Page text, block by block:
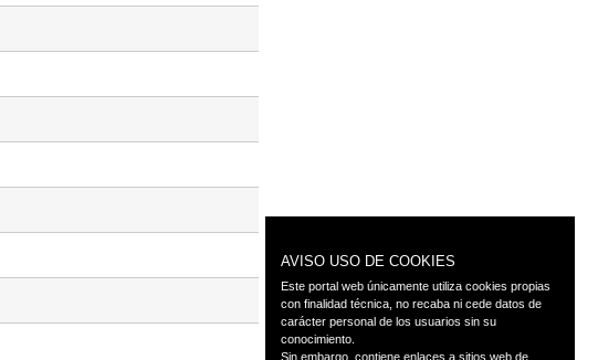
AVISO USO DE COOKIES
Este portal web únicamente utiliza cookies propias
con finalidad técnica, no recaba ni cede datos de
carácter personal de los usuarios sin su
conocimiento.
Sin embargo, contiene enlaces a sitios web de